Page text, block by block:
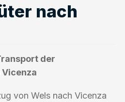
nach
der
von Wels nach Vicenza